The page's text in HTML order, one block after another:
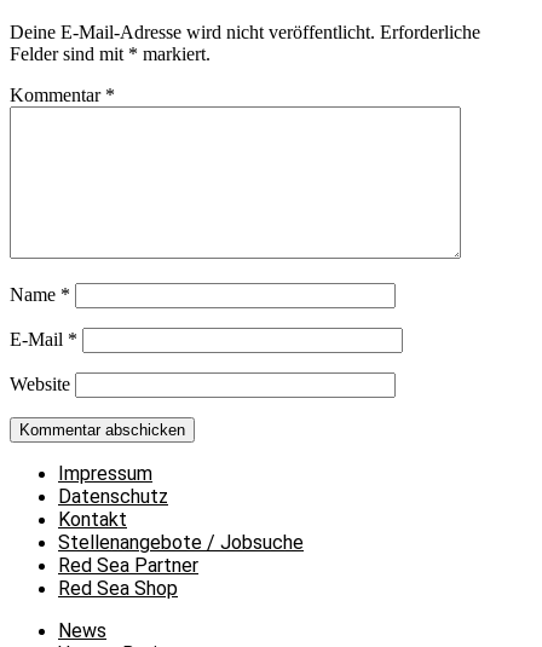
Deine E-Mail-Adresse wird nicht veröffentlicht. Erforderliche
Felder sind mit * markiert.
Kommentar *
Name *
E-Mail *
Website
Impressum
Datenschutz
Kontakt
Stellenangebote / Jobsuche
Red Sea Partner
Red Sea Shop
News